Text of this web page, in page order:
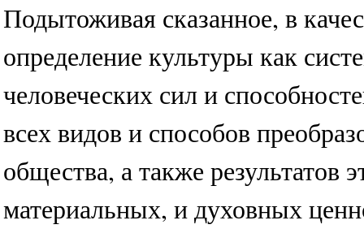
Подытоживая сказанное, в
определение культуры как
человеческих сил и
всех видов и способов
общества, а также результатов
материальных, и духовных